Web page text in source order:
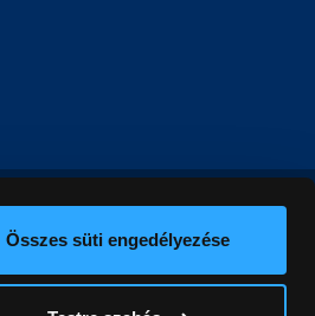
Összes süti engedélyezése